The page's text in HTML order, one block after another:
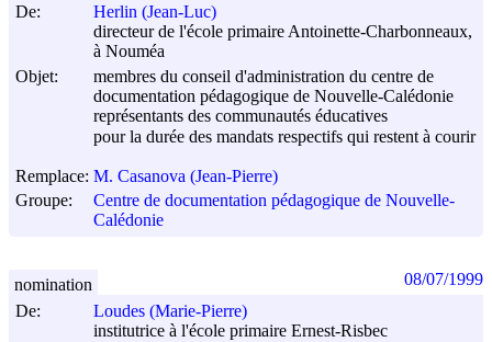
De:
Herlin (Jean-Luc)
directeur de l'école primaire Antoinette-Charbonneaux,
à Nouméa
Objet:
membres du conseil d'administration du centre de
documentation pédagogique de Nouvelle-Calédonie
représentants des communautés éducatives
pour la durée des mandats respectifs qui restent à courir
Remplace: M. Casanova (Jean-Pierre)
Groupe:
Centre de documentation pédagogique de Nouvelle-
Calédonie
De:
Loudes (Marie-Pierre)
institutrice à l'école primaire Ernest-Risbec
nomination 08/07/1999